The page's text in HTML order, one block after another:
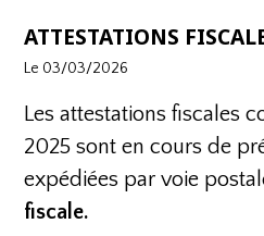
ATTESTATIONS
Le 03/03/2026
Les attestations fiscales
2025 sont en cours de
expédiées par voie
fiscale.